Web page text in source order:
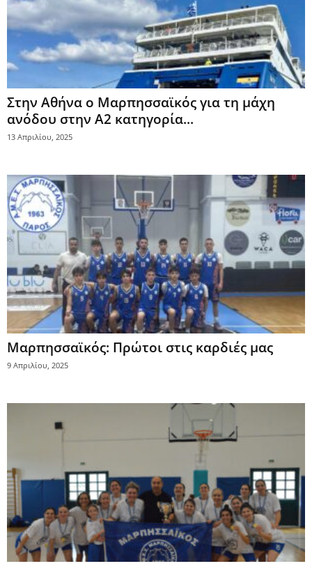
Στην Αθήνα ο Μαρπησσαϊκός για τη μάχη
ανόδου στην Α2 κατηγορία...
13 Απριλίου, 2025
Μαρπησσαϊκός: Πρώτοι στις καρδιές μας
9 Απριλίου, 2025